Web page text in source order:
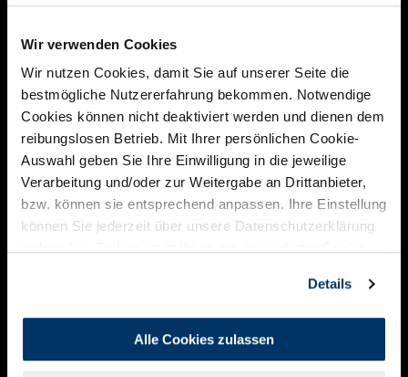
Wir verwenden Cookies
Wir nutzen Cookies, damit Sie auf unserer Seite die
bestmögliche Nutzererfahrung bekommen. Notwendige
Cookies können nicht deaktiviert werden und dienen dem
reibungslosen Betrieb. Mit Ihrer persönlichen Cookie-
Auswahl geben Sie Ihre Einwilligung in die jeweilige
Verarbeitung und/oder zur Weitergabe an Drittanbieter,
bzw. können sie entsprechend anpassen. Ihre Einstellung
können Sie jederzeit über unsere Datenschutzerklärung
Details
Alle Cookies zulassen
Kreislaufwirtschaft im Unternehmen zu verankern.